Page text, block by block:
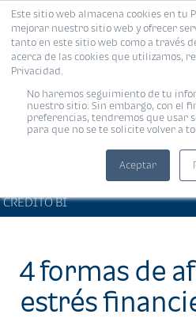
Este sitio web almacena cookies en tu
mejorar nuestro sitio web y ofrecer
tanto en este sitio web como a través
acerca de las cookies que utilizamos,
Privacidad.
No haremos seguimiento de tu
nuestro sitio. Sin embargo, con el
preferencias, tendremos que usar
para que no se te solicite volver a
Aceptar
CRÉDITO BI
4 formas de
estrés